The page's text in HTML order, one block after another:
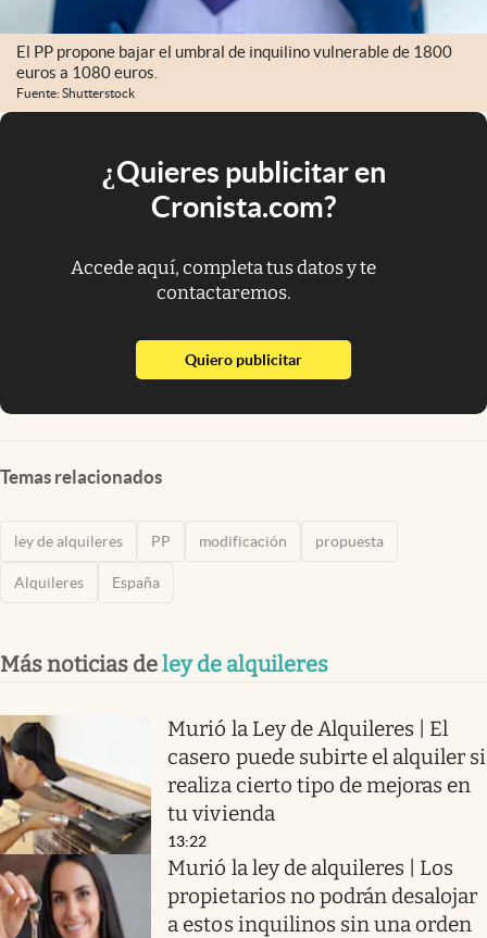
El PP propone bajar el umbral de inquilino vulnerable de 1800
euros a 1080 euros.
Fuente: Shutterstock
¿Quieres publicitar en
Cronista.com?
Accede aquí, completa tus datos y te
contactaremos.
Quiero publicitarabre en nueva pestaña
Temas relacionados
ley de alquileres PP modificación propuesta
Alquileres España
Más noticias deley de alquileres
Murió la Ley de Alquileres | El
casero puede subirte el alquiler si
realiza cierto tipo de mejoras en
tu vivienda
13:22
Murió la ley de alquileres | Los
propietarios no podrán desalojar
a estos inquilinos sin una orden